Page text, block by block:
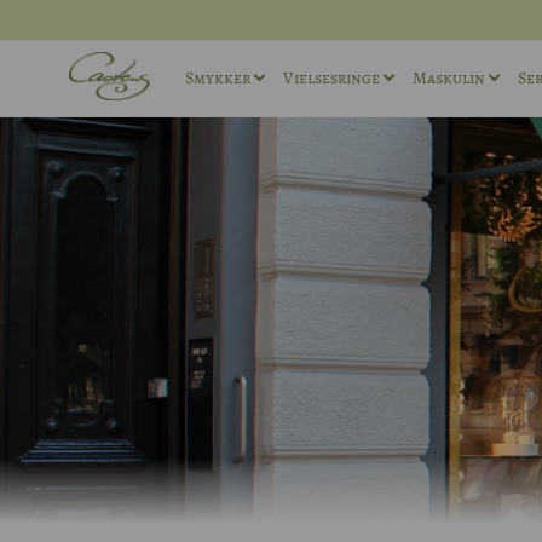
Smykker
Forlovelsesringe
Vielsesringe
Maskuline Vielsesringe
Unika Vielsesringe
Maskulin
Maskuline
Maskuline